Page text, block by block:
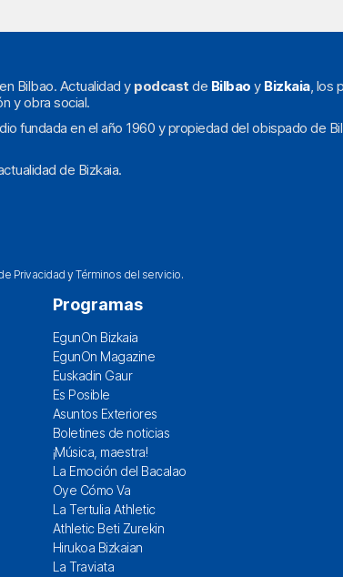
Bilbao. Actualidad y podcast de Bilbao y Bizkaia, los
y obra social.
fundada en el año 1960 y propiedad del obispado de
de Bizkaia.
PrivacidadyTérminos del servicio.
Programas
EgunOn Bizkaia
EgunOn Magazine
Euskadin Gaur
Es Posible
Asuntos Exteriores
Boletines de noticias
¡Música, maestra!
La Emoción del Bacalao
Oye Cómo Va
La Tertulia Athletic
Athletic Beti Zurekin
Hirukoa Bizkaian
La Traviata